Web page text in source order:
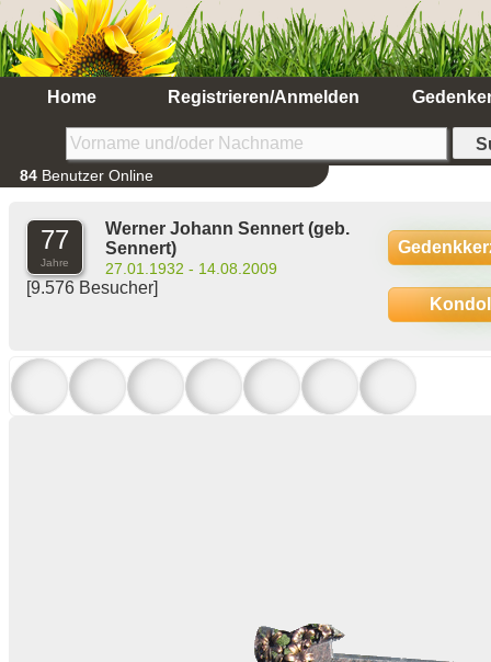
Home Registrieren/Anmelden
84 Benutzer Online
77
Jahre
Werner Johann Sennert (geb.
Sennert)
27.01.1932 - 14.08.2009
[9.576 Besucher]